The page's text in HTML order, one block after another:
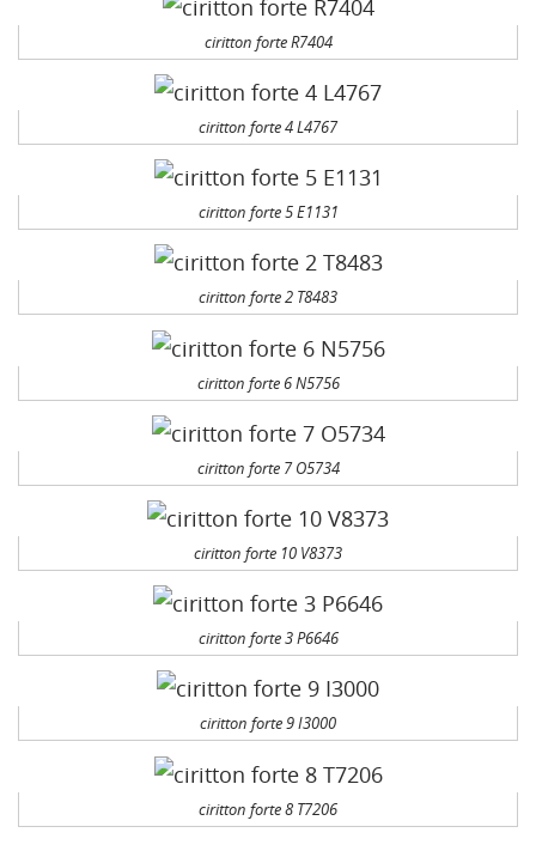
ciritton forte R7404
ciritton forte 4 L4767
ciritton forte 5 E1131
ciritton forte 2 T8483
ciritton forte 6 N5756
ciritton forte 7 O5734
ciritton forte 10 V8373
ciritton forte 3 P6646
ciritton forte 9 I3000
ciritton forte 8 T7206